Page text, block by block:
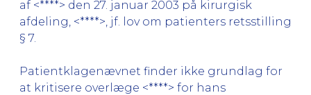
af <****> den 27. januar 2003 på kirurgisk
afdeling, <****>, jf. lov om patienters retsstilling
§ 7.
Patientklagenævnet finder ikke grundlag for
at kritisere overlæge <****> for hans